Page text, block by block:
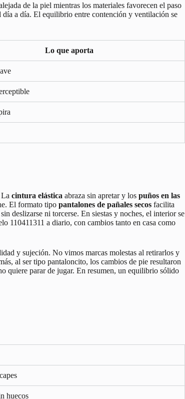
de la piel mientras los materiales favorecen el paso
día a día. El equilibrio entre contención y ventilación se
Lo que aporta
cintura elástica abraza sin apretar y los puños en las
El formato tipo pantalones de pañales secos facilita
sin deslizarse ni torcerse. En siestas y noches, el interior se
110411311 a diario, con cambios tanto en casa como
y sujeción. No vimos marcas molestas al retirarlos y
al ser tipo pantaloncito, los cambios de pie resultaron
quiere parar de jugar. En resumen, un equilibrio sólido
huecos